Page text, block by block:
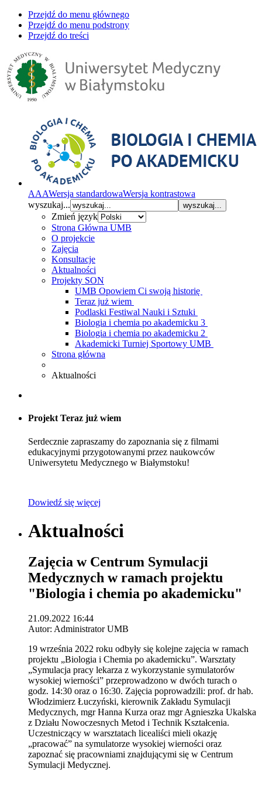
Przejdź do menu głównego
Przejdź do menu podstrony
Przejdź do treści
AAAWersja standardowaWersja kontrastowa
wyszukaj...
wyszukaj...
Zmień język
Strona Główna UMB
O projekcie
Zajęcia
Konsultacje
Aktualności
Projekty SON
UMB Opowiem Ci swoją historię
Teraz już wiem
Podlaski Festiwal Nauki i Sztuki
Biologia i chemia po akademicku 3
Biologia i chemia po akademicku 2
Akademicki Turniej Sportowy UMB
Strona główna
Aktualności
Projekt Teraz już wiem
Serdecznie zapraszamy do zapoznania się z filmami
edukacyjnymi przygotowanymi przez naukowców
Uniwersytetu Medycznego w Białymstoku!
Dowiedź się więcej
Aktualności
Zajęcia w Centrum Symulacji
Medycznych w ramach projektu
"Biologia i chemia po akademicku"
21.09.2022 16:44
Autor: Administrator UMB
19 września 2022 roku odbyły się kolejne zajęcia w ramach
projektu „Biologia i Chemia po akademicku”. Warsztaty
„Symulacja pracy lekarza z wykorzystanie symulatorów
wysokiej wierności” przeprowadzono w dwóch turach o
godz. 14:30 oraz o 16:30. Zajęcia poprowadzili: prof. dr hab.
Włodzimierz Łuczyński, kierownik Zakładu Symulacji
Medycznych, mgr Hanna Kurza oraz mgr Agnieszka Ukalska
z Działu Nowoczesnych Metod i Technik Kształcenia.
Uczestniczący w warsztatach licealiści mieli okazję
„pracować” na symulatorze wysokiej wierności oraz
zapoznać się pracowniami znajdującymi się w Centrum
Symulacji Medycznej.